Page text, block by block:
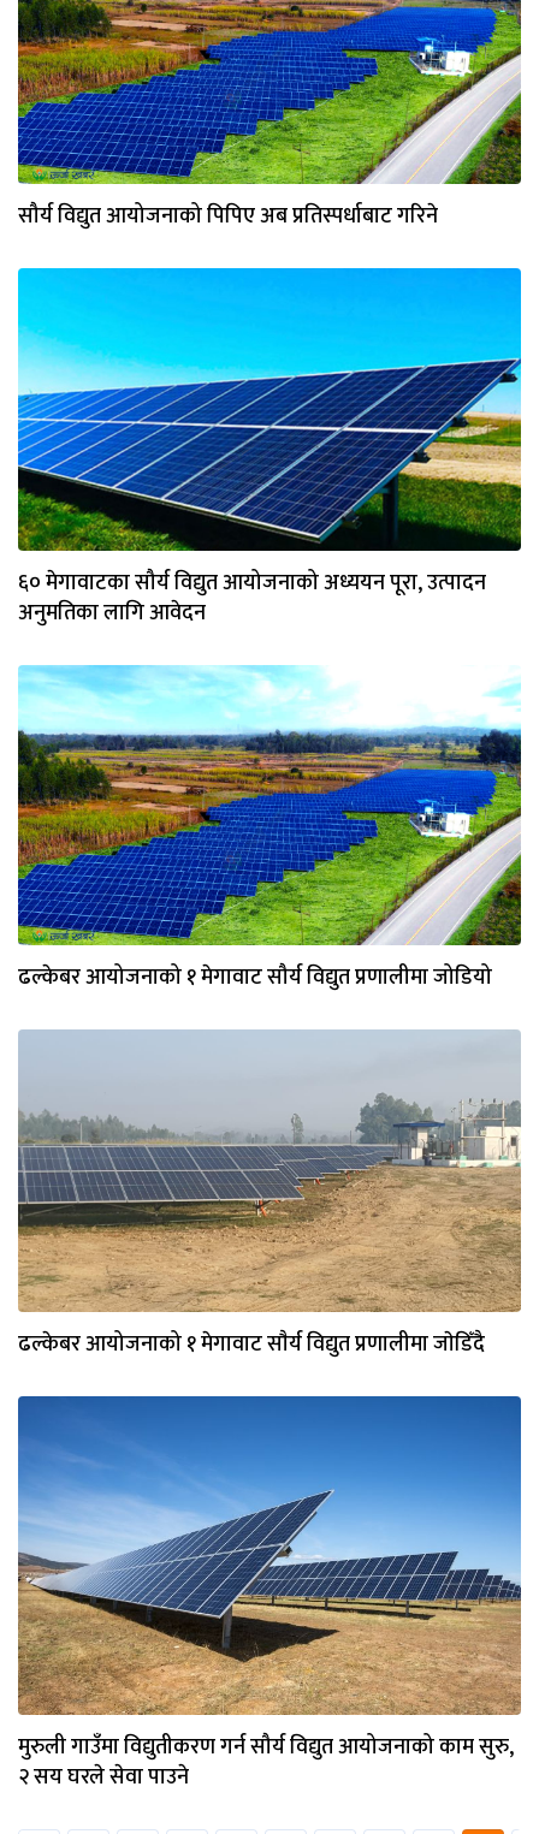
सौर्य विद्युत आयोजनाको पिपिए अब प्रतिस्पर्धाबाट गरिने
६० मेगावाटका सौर्य विद्युत आयोजनाको अध्ययन पूरा, उत्पादन
अनुमतिका लागि आवेदन
ढल्केबर आयोजनाको १ मेगावाट सौर्य विद्युत प्रणालीमा जोडियो
ढल्केबर आयोजनाको १ मेगावाट साैर्य विद्युत प्रणालीमा जाेडिँदै
मुरुली गाउँमा विद्युतीकरण गर्न सौर्य विद्युत आयोजनाको काम सुरु,
२ सय घरले सेवा पाउने